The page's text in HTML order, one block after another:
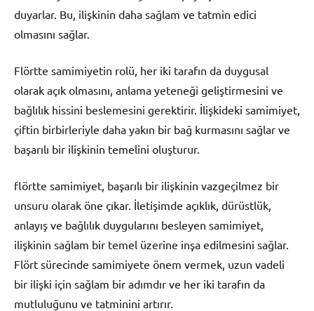
duyarlar. Bu, ilişkinin daha sağlam ve tatmin edici
olmasını sağlar.
Flörtte samimiyetin rolü, her iki tarafın da duygusal
olarak açık olmasını, anlama yeteneği geliştirmesini ve
bağlılık hissini beslemesini gerektirir. İlişkideki samimiyet,
çiftin birbirleriyle daha yakın bir bağ kurmasını sağlar ve
başarılı bir ilişkinin temelini oluşturur.
flörtte samimiyet, başarılı bir ilişkinin vazgeçilmez bir
unsuru olarak öne çıkar. İletişimde açıklık, dürüstlük,
anlayış ve bağlılık duygularını besleyen samimiyet,
ilişkinin sağlam bir temel üzerine inşa edilmesini sağlar.
Flört sürecinde samimiyete önem vermek, uzun vadeli
bir ilişki için sağlam bir adımdır ve her iki tarafın da
mutluluğunu ve tatminini artırır.